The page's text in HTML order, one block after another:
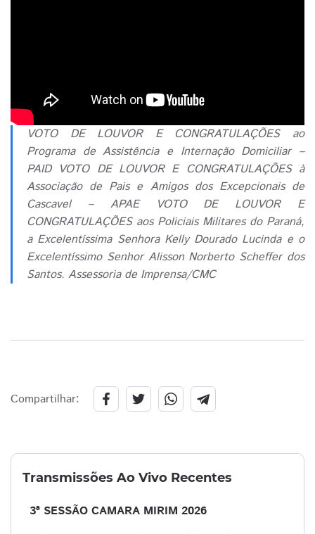
VOTO DE LOUVOR E CONGRATULAÇÕES ao
Programa de Assistência e Internação Domiciliar –
PAID VOTO DE LOUVOR E CONGRATULAÇÕES à
Associação de Pais e Amigos dos Excepcionais de
Cascavel – APAE VOTO DE LOUVOR E
CONGRATULAÇÕES aos Policiais Militares do Paraná,
a Excelentíssima Senhora Kelly Dourado Lucinda e o
Excelentíssimo Senhor Alisson Norberto Scheffer dos
Santos. Assessoria de Imprensa/CMC
Compartilhar:
Transmissões Ao Vivo Recentes
3ª SESSÃO CAMARA MIRIM 2026